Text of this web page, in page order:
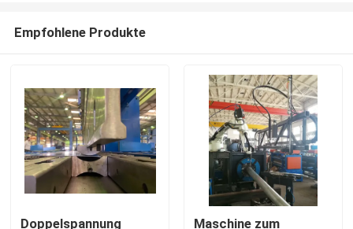
Empfohlene Produkte
Doppelspannung
Maschine zum